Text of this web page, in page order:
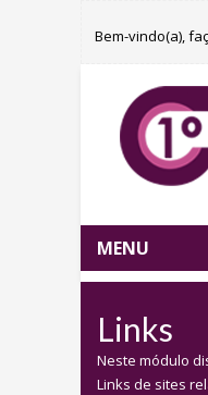
Bem-vindo(a),
MENU
Links
Neste módulo
Links de sites